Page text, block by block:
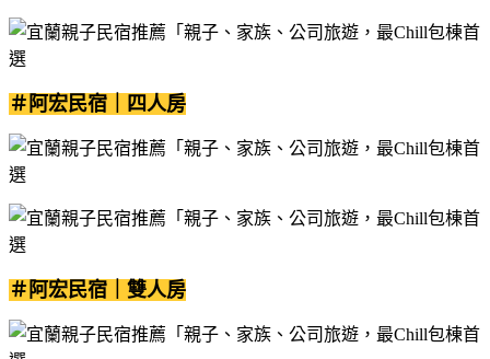
＃阿宏民宿｜四人房
＃阿宏民宿｜雙人房